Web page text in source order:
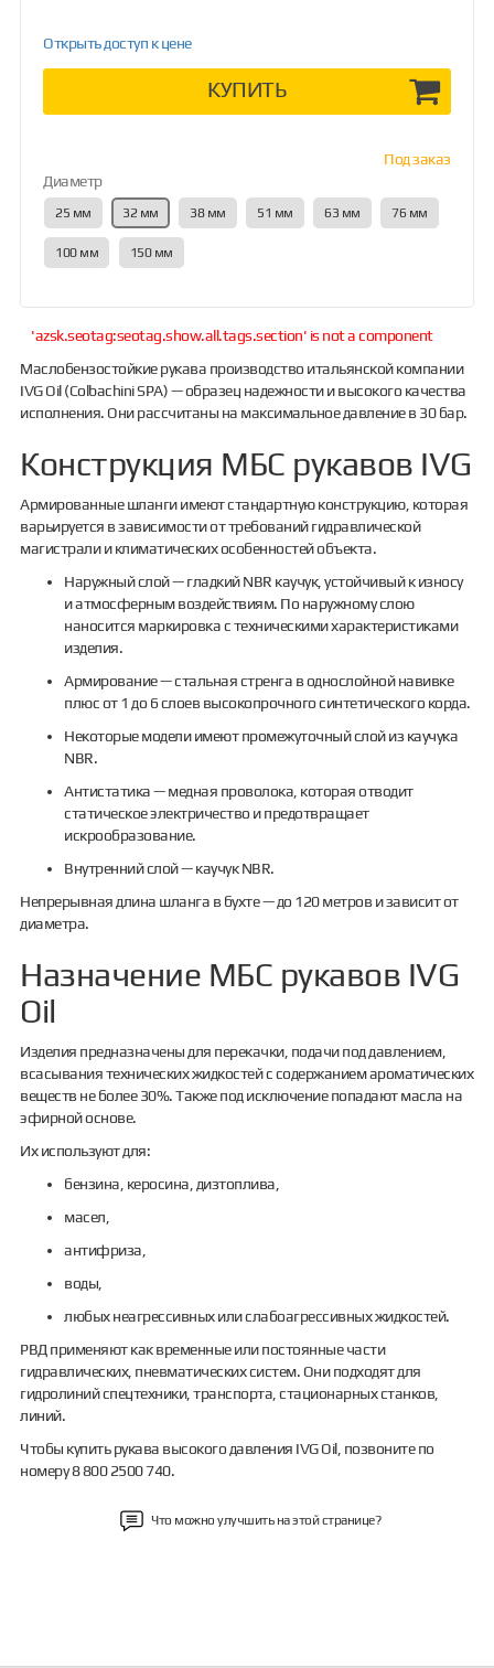
Открыть доступ к цене
КУПИТЬ
Под заказ
Диаметр
25 мм 32 мм 38 мм 51 мм 63 мм 76 мм
100 мм 150 мм
'azsk.seotag:seotag.show.all.tags.section' is not a component
Маслобензостойкие рукава производство итальянской компании
IVG Oil (Colbachini SPA) — образец надежности и высокого качества
исполнения. Они рассчитаны на максимальное давление в 30 бар.
Конструкция МБС рукавов IVG
Армированные шланги имеют стандартную конструкцию, которая
варьируется в зависимости от требований гидравлической
магистрали и климатических особенностей объекта.
Наружный слой — гладкий NBR каучук, устойчивый к износу
и атмосферным воздействиям. По наружному слою
наносится маркировка с техническими характеристиками
изделия.
Армирование — стальная стренга в однослойной навивке
плюс от 1 до 6 слоев высокопрочного синтетического корда.
Некоторые модели имеют промежуточный слой из каучука
NBR.
Антистатика — медная проволока, которая отводит
статическое электричество и предотвращает
искрообразование.
Внутренний слой — каучук NBR.
Непрерывная длина шланга в бухте — до 120 метров и зависит от
диаметра.
Назначение МБС рукавов IVG
Oil
Изделия предназначены для перекачки, подачи под давлением,
всасывания технических жидкостей с содержанием ароматических
веществ не более 30%. Также под исключение попадают масла на
эфирной основе.
Их используют для:
бензина, керосина, дизтоплива,
масел,
антифриза,
воды,
любых неагрессивных или слабоагрессивных жидкостей.
РВД применяют как временные или постоянные части
гидравлических, пневматических систем. Они подходят для
гидролиний спецтехники, транспорта, стационарных станков,
линий.
Чтобы купить рукава высокого давления IVG Oil, позвоните по
номеру 8 800 2500 740.
Что можно улучшить на этой странице?